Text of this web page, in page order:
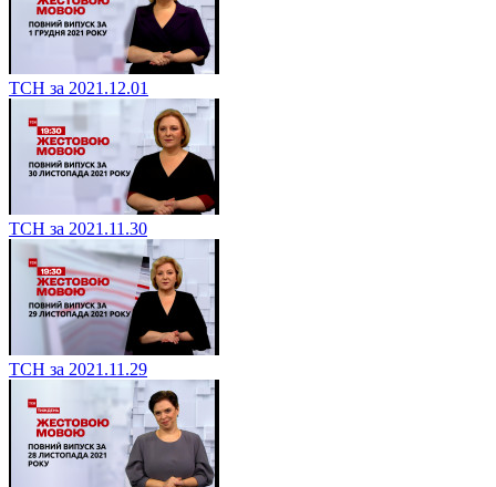
ТСН за 2021.12.01
ТСН за 2021.11.30
ТСН за 2021.11.29